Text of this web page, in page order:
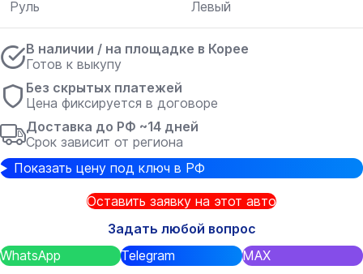
Руль Левый
В наличии / на площадке в Корее
Готов к выкупу
Без скрытых платежей
Цена фиксируется в договоре
Доставка до РФ ~14 дней
Срок зависит от региона
Показать цену под ключ в РФ
Оставить заявку на этот авто
Задать любой вопрос
WhatsApp
Telegram MAX